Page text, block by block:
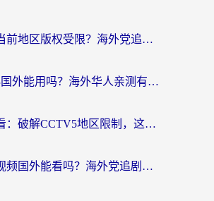
央视影音当前地区版权受限？海外党追剧看片的终极解决方案来了
交管12123国外能用吗？海外华人亲测有效的回国加速器选择指南
海外党必看：破解CCTV5地区限制，这样看欧洲杯奥运直播才够爽！
优酷缓存视频国外能看吗？海外党追剧看片的终极解决方案来了